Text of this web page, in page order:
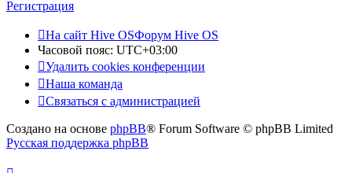
Регистрация
На сайт Hive OSФорум Hive OS
Часовой пояс: UTC+03:00
Удалить cookies конференции
Наша команда
Связаться с администрацией
Создано на основе phpBB® Forum Software © phpBB Limited
Русская поддержка phpBB